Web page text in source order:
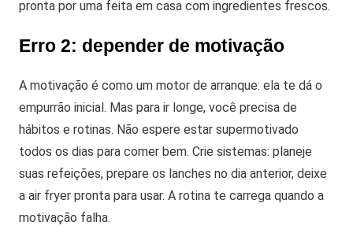
pronta por uma feita em casa com ingredientes frescos.
Erro 2: depender de motivação
A motivação é como um motor de arranque: ela te dá o
empurrão inicial. Mas para ir longe, você precisa de
hábitos e rotinas. Não espere estar supermotivado
todos os dias para comer bem. Crie sistemas: planeje
suas refeições, prepare os lanches no dia anterior, deixe
a air fryer pronta para usar. A rotina te carrega quando a
motivação falha.